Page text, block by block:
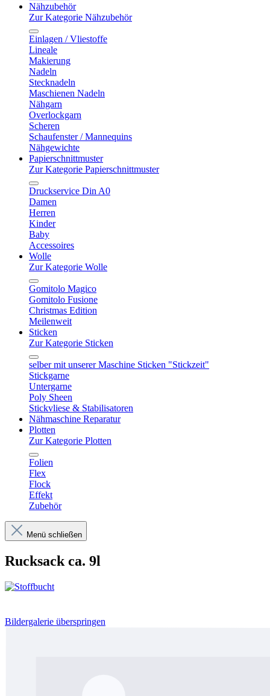
Nähzubehör
Zur Kategorie Nähzubehör
Einlagen / Vliestoffe
Lineale
Makierung
Nadeln
Stecknadeln
Maschienen Nadeln
Nähgarn
Overlockgarn
Scheren
Schaufenster / Mannequins
Nähgewichte
Papierschnittmuster
Zur Kategorie Papierschnittmuster
Druckservice Din A0
Damen
Herren
Kinder
Baby
Accessoires
Wolle
Zur Kategorie Wolle
Gomitolo Magico
Gomitolo Fusione
Christmas Edition
Meilenweit
Sticken
Zur Kategorie Sticken
selber mit unserer Maschine Sticken "Stickzeit"
Stickgarne
Untergarne
Poly Sheen
Stickvliese & Stabilisatoren
Nähmaschine Reparatur
Plotten
Zur Kategorie Plotten
Folien
Flex
Flock
Effekt
Zubehör
Menü schließen
Rucksack ca. 9l
Bildergalerie überspringen